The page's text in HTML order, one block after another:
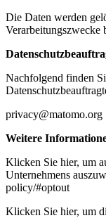
Die Daten werden
Verarbeitungszwecke
Nachfolgend finden
privacy@matomo.org
Weitere
Klicken Sie hier, um
Unternehmens
policy/#optout
Klicken Sie hier, um